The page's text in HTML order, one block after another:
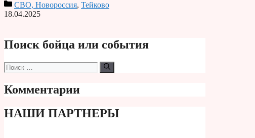
PrintСВО, Новороссия, Тейково
18.04.2025
Поиск бойца или события
Поиск:
Комментарии
НАШИ ПАРТНЕРЫ